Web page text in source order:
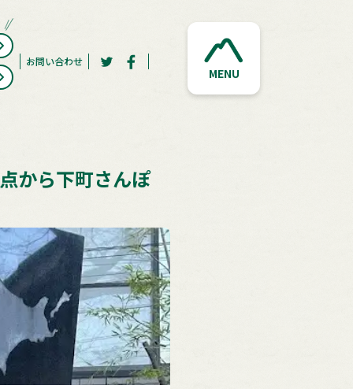
お問い合わせ
MENU
から下町さんぽ